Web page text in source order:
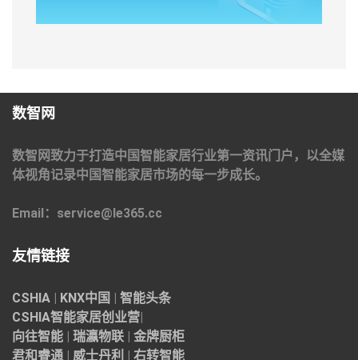
数智网
数智网致力于打造中国智能家居行业第一资讯门户，以全媒
体视角记录中国智能家居市场的每一步成长。
Email：service@le365.cc
友情链接
CSHIA | KNX中国 | 智能头条
CSHIA智能家居创业营|
向往智能 | 瑞瀛物联 | 金牌厨柜
君和睿通 | 威士丹利 | 右转智能